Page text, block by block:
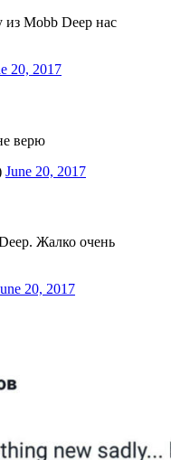
из Mobb Deep нас
20, 2017
верю
June 20, 2017
Жалко очень
20, 2017